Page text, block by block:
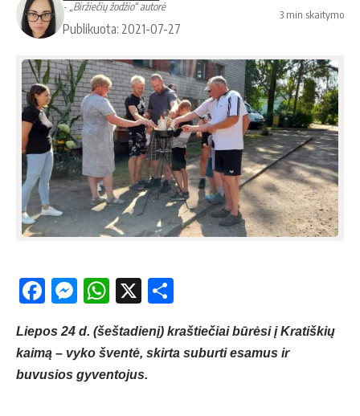
- „Biržiečių žodžio“ autorė
Publikuota: 2021-07-27
3 min skaitymo
Facebook
Messenger
WhatsApp
X
Liepos 24 d. (šeštadienį) kraštiečiai būrėsi į Kratiškių
kaimą – vyko šventė, skirta suburti esamus ir
buvusios gyventojus.